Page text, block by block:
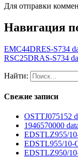
Для отправки
Навигация
EMC44DRES-S734
RSC25DRAS-S734
Найти:
Свежие записи
OSTTJ075152
1946570000
EDSTLZ955/
EDSTL955/10-
EDSTLZ950/